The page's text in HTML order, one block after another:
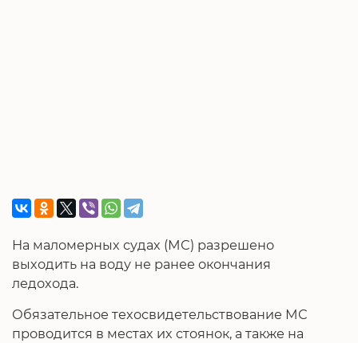
На маломерных судах (МС) разрешено
выходить на воду не ранее окончания
ледохода.
Обязательное техосвидетельствование МС
проводится в местах их стоянок, а также на